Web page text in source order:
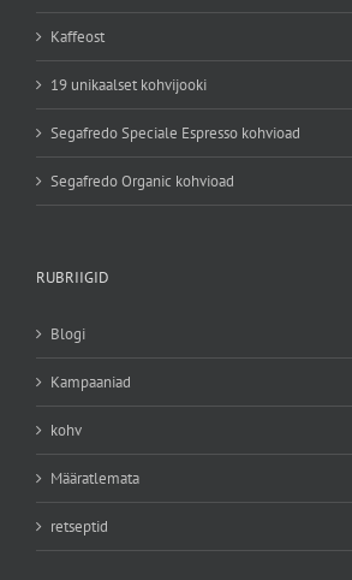
Kaffeost
19 unikaalset kohvijooki
Segafredo Speciale Espresso kohvioad
Segafredo Organic kohvioad
RUBRIIGID
Blogi
Kampaaniad
kohv
Määratlemata
retseptid